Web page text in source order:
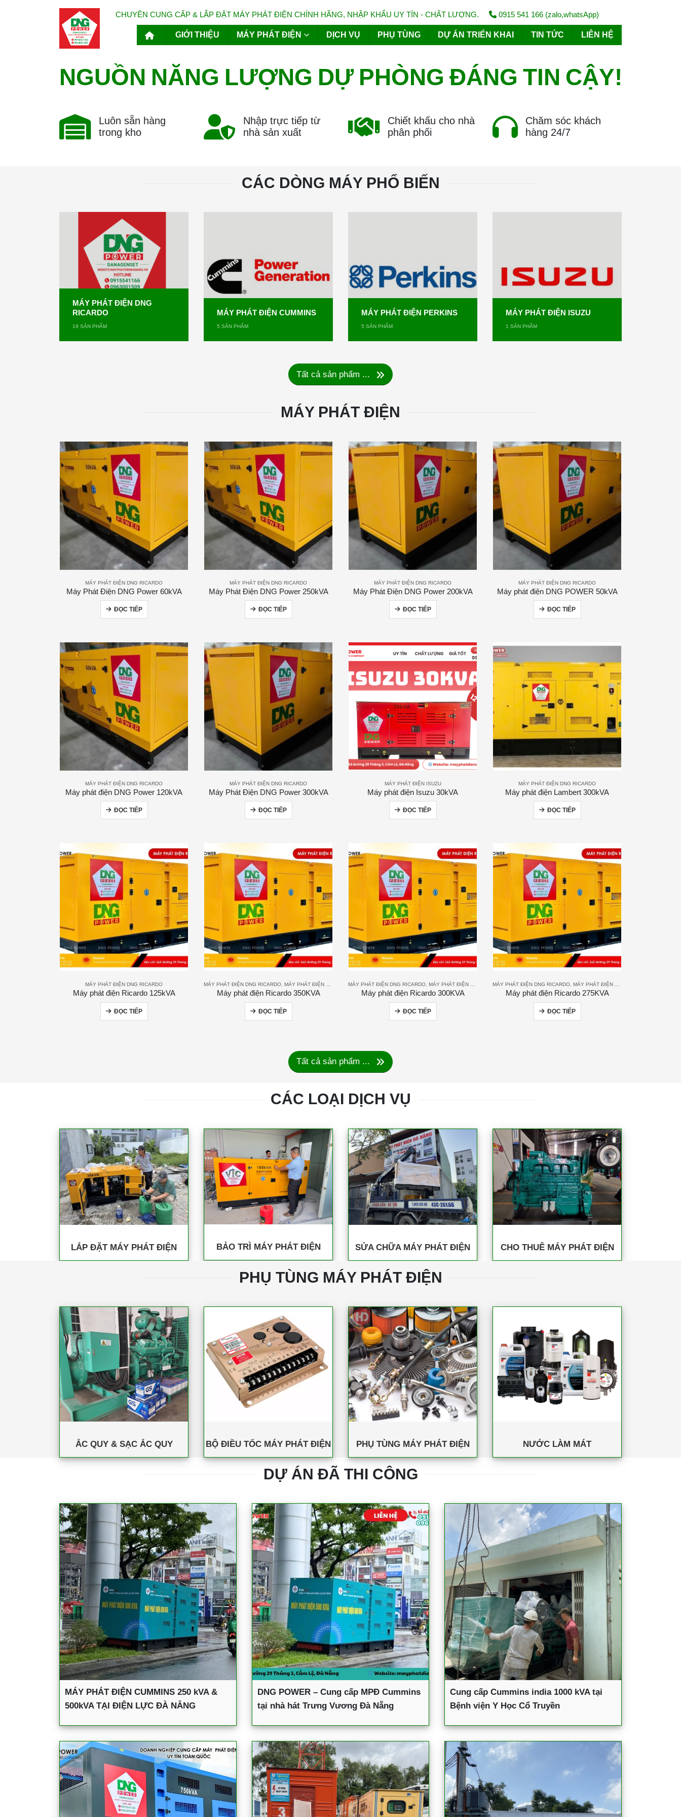
CHUYÊN CUNG CẤP & LẮP ĐẶT MÁY PHÁT ĐIỆN CHÍNH HÃNG, NHẬP KHẨU UY TÍN - CHẤT LƯỢNG. 0915 541 166 (zalo,whatsApp)
GIỚI THIỆU MÁY PHÁT ĐIỆN DỊCH VỤ PHỤ TÙNG DỰ ÁN TRIỂN KHAI TIN TỨC LIÊN HỆ
NGUỒN NĂNG LƯỢNG DỰ PHÒNG ĐÁNG TIN CẬY!
Luôn sẵn hàng
trong kho
Nhập trực tiếp từ
nhà sản xuất
Chiết khấu cho nhà
phân phối
Chăm sóc khách
hàng 24/7
CÁC DÒNG MÁY PHỔ BIẾN
MÁY PHÁT ĐIỆN DNG
RICARDO
19 SẢN PHẨM
MÁY PHÁT ĐIỆN CUMMINS
5 SẢN PHẨM
MÁY PHÁT ĐIỆN PERKINS
5 SẢN PHẨM
MÁY PHÁT ĐIỆN ISUZU
1 SẢN PHẨM
Tất cả sản phẩm ...
MÁY PHÁT ĐIỆN
MÁY PHÁT ĐIỆN DNG RICARDO
Máy Phát Điện DNG Power 60kVA
ĐỌC TIẾP
MÁY PHÁT ĐIỆN DNG RICARDO
Máy Phát Điện DNG Power 250kVA
ĐỌC TIẾP
MÁY PHÁT ĐIỆN DNG RICARDO
Máy Phát Điện DNG Power 200kVA
ĐỌC TIẾP
MÁY PHÁT ĐIỆN DNG RICARDO
Máy phát điện DNG POWER 50kVA
ĐỌC TIẾP
MÁY PHÁT ĐIỆN DNG RICARDO
Máy phát điện DNG Power 120kVA
ĐỌC TIẾP
MÁY PHÁT ĐIỆN DNG RICARDO
Máy Phát Điện DNG Power 300kVA
ĐỌC TIẾP
MÁY PHÁT ĐIỆN ISUZU
Máy phát điện Isuzu 30kVA
ĐỌC TIẾP
MÁY PHÁT ĐIỆN DNG RICARDO
Máy phát điện Lambert 300kVA
ĐỌC TIẾP
MÁY PHÁT ĐIỆN DNG RICARDO
Máy phát điện Ricardo 125kVA
ĐỌC TIẾP
MÁY PHÁT ĐIỆN DNG RICARDO, MÁY PHÁT ĐIỆN RICARDO
Máy phát điện Ricardo 350KVA
ĐỌC TIẾP
MÁY PHÁT ĐIỆN DNG RICARDO, MÁY PHÁT ĐIỆN RICARDO
Máy phát điện Ricardo 300KVA
ĐỌC TIẾP
MÁY PHÁT ĐIỆN DNG RICARDO, MÁY PHÁT ĐIỆN RICARDO
Máy phát điện Ricardo 275KVA
ĐỌC TIẾP
Tất cả sản phẩm ...
CÁC LOẠI DỊCH VỤ
LẮP ĐẶT MÁY PHÁT ĐIỆN BẢO TRÌ MÁY PHÁT ĐIỆN SỬA CHỮA MÁY PHÁT ĐIỆN CHO THUÊ MÁY PHÁT ĐIỆN
PHỤ TÙNG MÁY PHÁT ĐIỆN
ẮC QUY & SẠC ẮC QUY BỘ ĐIỀU TỐC MÁY PHÁT ĐIỆN PHỤ TÙNG MÁY PHÁT ĐIỆN NƯỚC LÀM MÁT
DỰ ÁN ĐÃ THI CÔNG
MÁY PHÁT ĐIỆN CUMMINS 250 kVA &
500kVA TẠI ĐIỆN LỰC ĐÀ NẴNG
DNG POWER – Cung cấp MPĐ Cummins
tại nhà hát Trưng Vương Đà Nẵng
Cung cấp Cummins india 1000 kVA tại
Bệnh viện Y Học Cổ Truyền